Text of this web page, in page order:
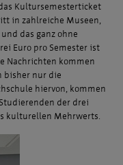
Kultursemesterticket
in zahlreiche Museen,
das ganz ohne
Euro pro Semester ist
Nachrichten kommen
bisher nur die
hiervon, kommen
der drei
kulturellen Mehrwerts.